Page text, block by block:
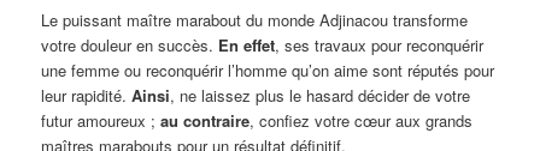
Le puissant maître marabout du monde Adjinacou transforme
votre douleur en succès. En effet, ses travaux pour reconquérir
une femme ou reconquérir l’homme qu’on aime sont réputés pour
leur rapidité.Ainsi, ne laissez plus le hasard décider de votre
futur amoureux ;au contraire, confiez votre cœur aux grands
maîtres marabouts pour un résultat définitif.